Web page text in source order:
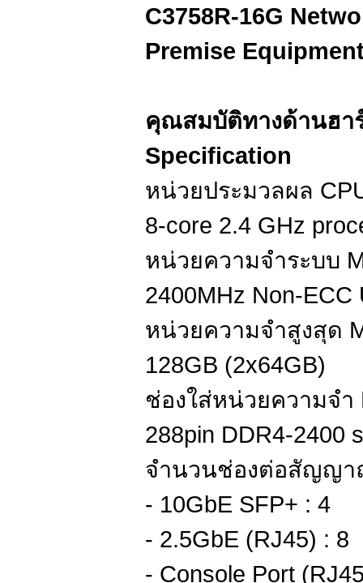
C3758R-16G
Premise
คุณสมบัติทางด้านฮา
Specification
หน่วยประมวลผล
8-core 2.4 GHz
หน่วยความจำระบบ
2400MHz Non-ECC
หน่วยความจำสูงสุด
128GB (2x64GB)
ช่องใส่หน่วยความจำ
288pin DDR4-2400
จำนวนช่องต่อสัญญา
- 10GbE SFP+ : 4
- 2.5GbE (RJ45) : 8
- Console Port